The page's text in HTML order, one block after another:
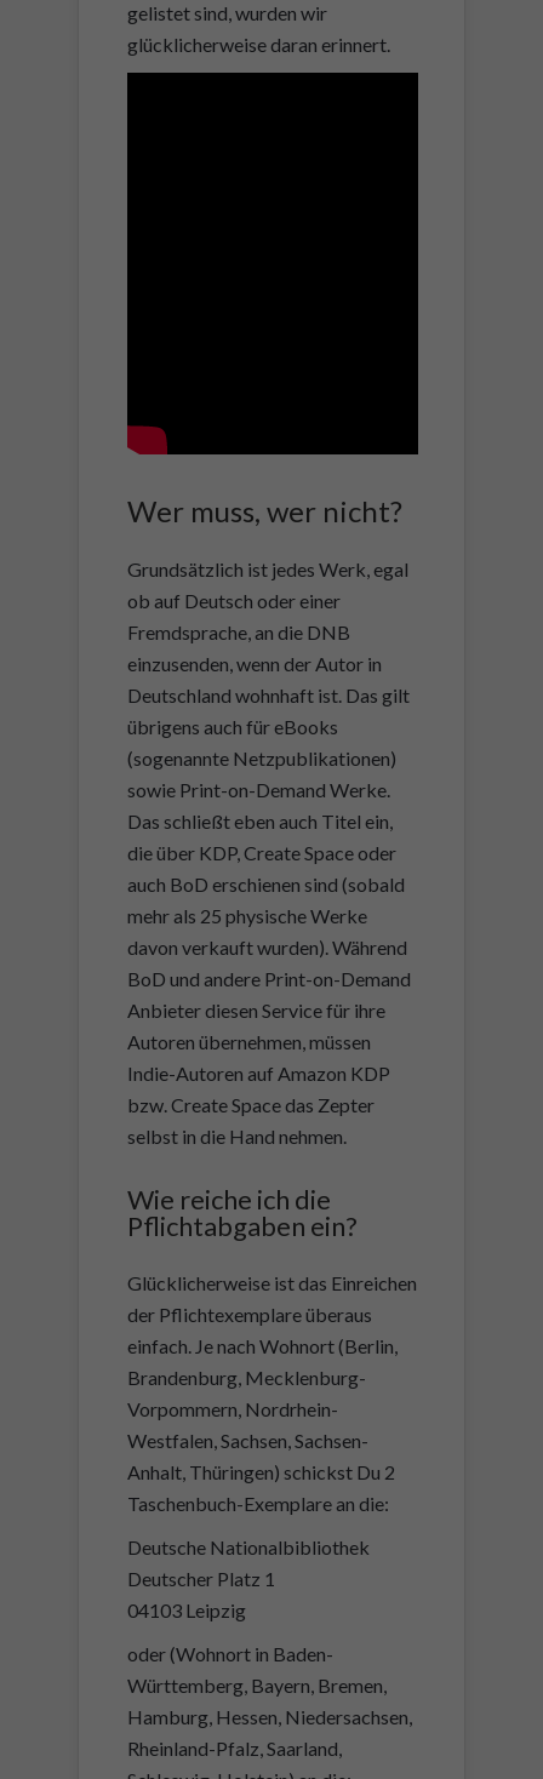
gelistet sind, wurden wir
glücklicherweise daran erinnert.
Wer muss, wer nicht?
Grundsätzlich ist jedes Werk, egal
ob auf Deutsch oder einer
Fremdsprache, an die DNB
einzusenden, wenn der Autor in
Deutschland wohnhaft ist. Das gilt
übrigens auch für eBooks
(sogenannte Netzpublikationen)
sowie Print-on-Demand Werke.
Das schließt eben auch Titel ein,
die über KDP, Create Space oder
auch BoD erschienen sind (sobald
mehr als 25 physische Werke
davon verkauft wurden). Während
BoD und andere Print-on-Demand
Anbieter diesen Service für ihre
Autoren übernehmen, müssen
Indie-Autoren auf Amazon KDP
bzw. Create Space das Zepter
selbst in die Hand nehmen.
Wie reiche ich die
Pflichtabgaben ein?
Glücklicherweise ist das Einreichen
der Pflichtexemplare überaus
einfach. Je nach Wohnort (Berlin,
Brandenburg, Mecklenburg-
Vorpommern, Nordrhein-
Westfalen, Sachsen, Sachsen-
Anhalt, Thüringen) schickst Du 2
Taschenbuch-Exemplare an die:
Deutsche Nationalbibliothek
Deutscher Platz 1
04103 Leipzig
oder (Wohnort in Baden-
Württemberg, Bayern, Bremen,
Hamburg, Hessen, Niedersachsen,
Rheinland-Pfalz, Saarland,